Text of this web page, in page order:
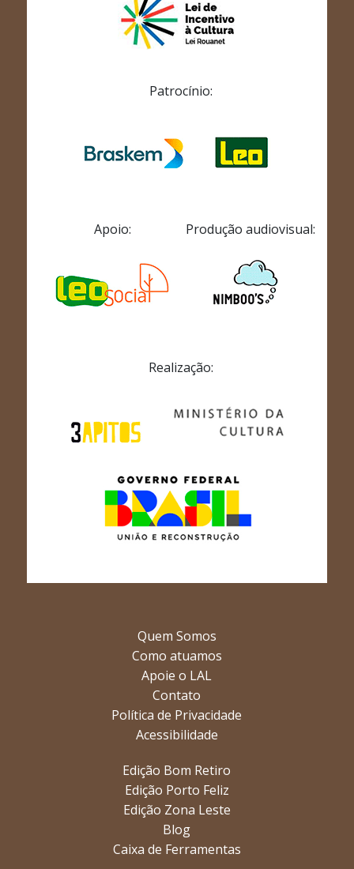
Patrocínio:
Apoio: Produção audiovisual:
Realização:
Quem Somos
Como atuamos
Apoie o LAL
Contato
Política de Privacidade
Acessibilidade
Edição Bom Retiro
Edição Porto Feliz
Edição Zona Leste
Blog
Caixa de Ferramentas